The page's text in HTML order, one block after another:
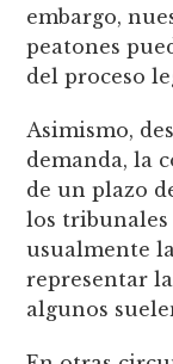
embargo,
peatones
del proceso
Asimismo,
demanda, la
de un plazo
los tribunales
usualmente
representar
algunos